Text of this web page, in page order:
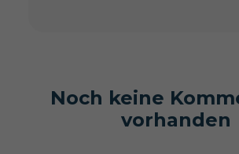
Noch keine
vorhanden